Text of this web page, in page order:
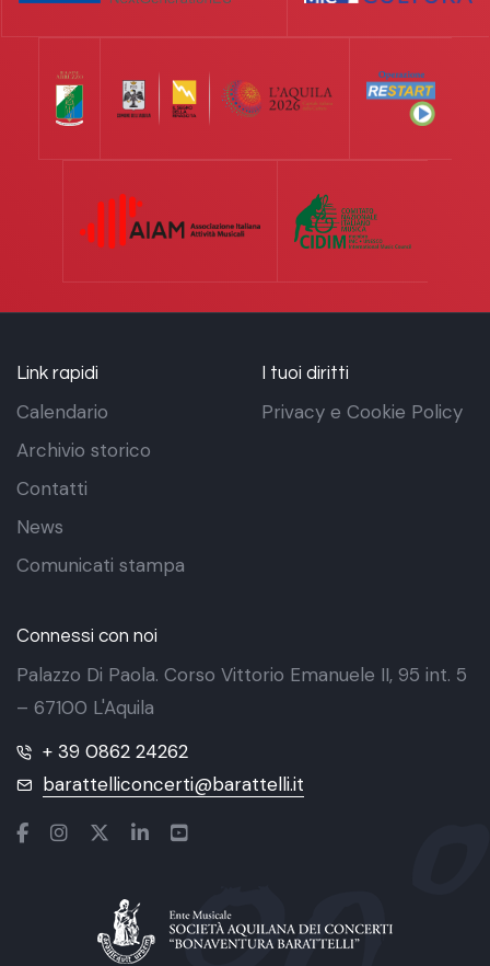
Link rapidi
Calendario
Archivio storico
Contatti
News
Comunicati stampa
I tuoi diritti
Privacy e Cookie Policy
Connessi con noi
Palazzo Di Paola. Corso Vittorio Emanuele II, 95 int. 5
– 67100 L'Aquila
+ 39 0862 24262
barattelliconcerti@barattelli.it